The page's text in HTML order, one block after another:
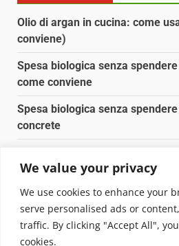
We value your privacy
We use cookies to enhance your
serve personalised ads or
traffic. By clicking "Accept All",
cookies.
Olio di argan in cucina: come
conviene)
Spesa biologica senza
come conviene
Spesa biologica senza
concrete
Pulizia naturale della casa: 3
sostituiscono 10 prodotti chimici
Copyright © 2025 Biopianeta.it